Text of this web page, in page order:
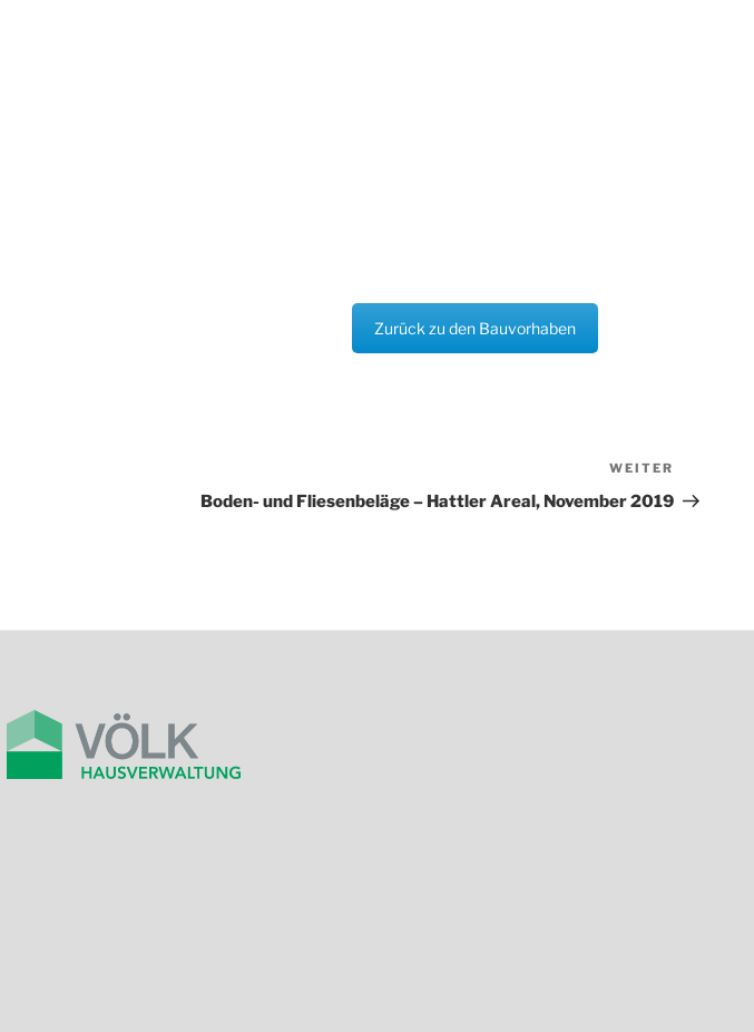
Zurück zu den Bauvorhaben
Beitrag
WEITER
Boden- und Fliesenbeläge – Hattler Areal, November 2019